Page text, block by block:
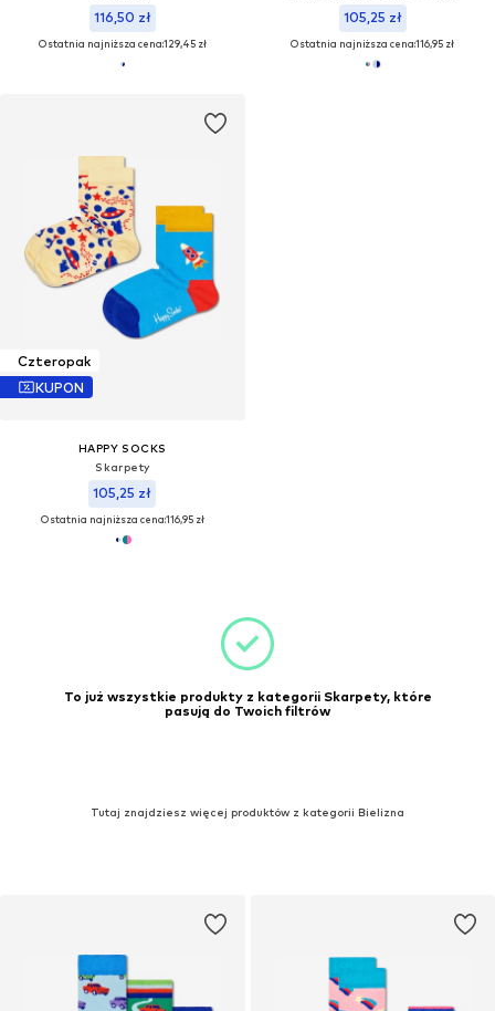
116,50 zł
Ostatnia najniższa cena:129,45 zł
105,25 zł
Ostatnia najniższa cena:116,95 zł
Czteropak
KUPON
HAPPY SOCKS
Skarpety
105,25 zł
Ostatnia najniższa cena:116,95 zł
To już wszystkie produkty z kategorii Skarpety, które
pasują do Twoich filtrów
Tutaj znajdziesz więcej produktów z kategorii Bielizna